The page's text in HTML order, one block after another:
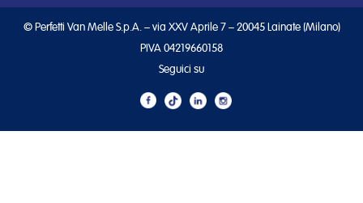
© Perfetti Van Melle S.p.A. – via XXV Aprile 7 – 20045 Lainate (Milano)
PIVA 04219660158
Seguici su